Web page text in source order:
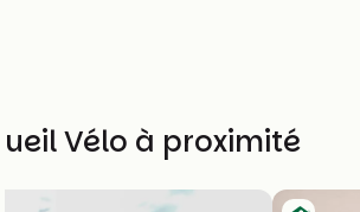
Vélo à proximité